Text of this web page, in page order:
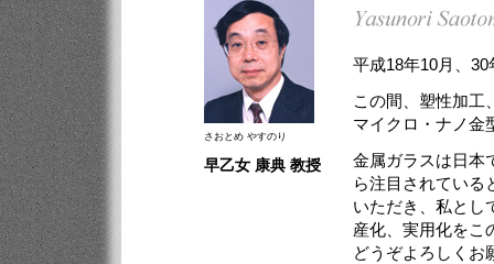
さおとめ やすのり
早乙女 康典 教授
平成18年10月、
この間、塑性加工
マイクロ・ナノ金
金属ガラスは日本
ら注目されている
いただき、私とし
産化、実用化をこ
どうぞよろしくお